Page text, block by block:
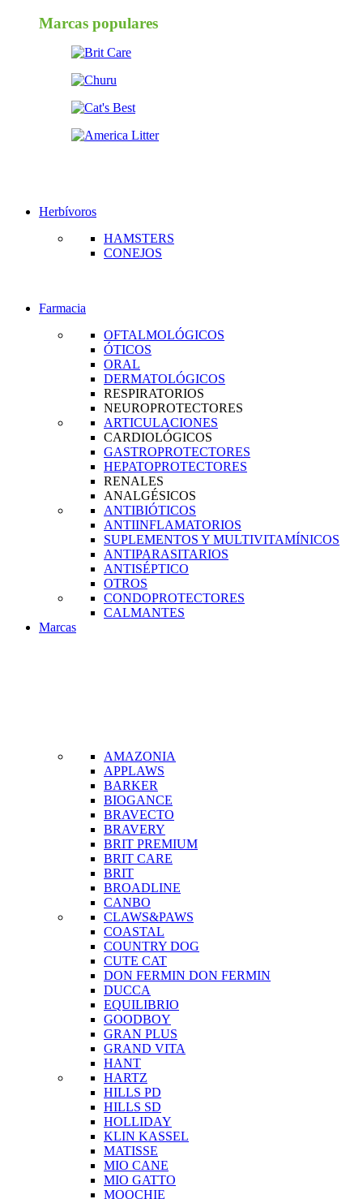
Marcas populares
Herbívoros
HAMSTERS
CONEJOS
Farmacia
OFTALMOLÓGICOS
ÓTICOS
ORAL
DERMATOLÓGICOS
RESPIRATORIOS
NEUROPROTECTORES
ARTICULACIONES
CARDIOLÓGICOS
GASTROPROTECTORES
HEPATOPROTECTORES
RENALES
ANALGÉSICOS
ANTIBIÓTICOS
ANTIINFLAMATORIOS
SUPLEMENTOS Y MULTIVITAMÍNICOS
ANTIPARASITARIOS
ANTISÉPTICO
OTROS
CONDOPROTECTORES
CALMANTES
Marcas
AMAZONIA
APPLAWS
BARKER
BIOGANCE
BRAVECTO
BRAVERY
BRIT PREMIUM
BRIT CARE
BRIT
BROADLINE
CANBO
CLAWS&PAWS
COASTAL
COUNTRY DOG
CUTE CAT
DON FERMIN DON FERMIN
DUCCA
EQUILIBRIO
GOODBOY
GRAN PLUS
GRAND VITA
HANT
HARTZ
HILLS PD
HILLS SD
HOLLIDAY
KLIN KASSEL
MATISSE
MIO CANE
MIO GATTO
MOOCHIE